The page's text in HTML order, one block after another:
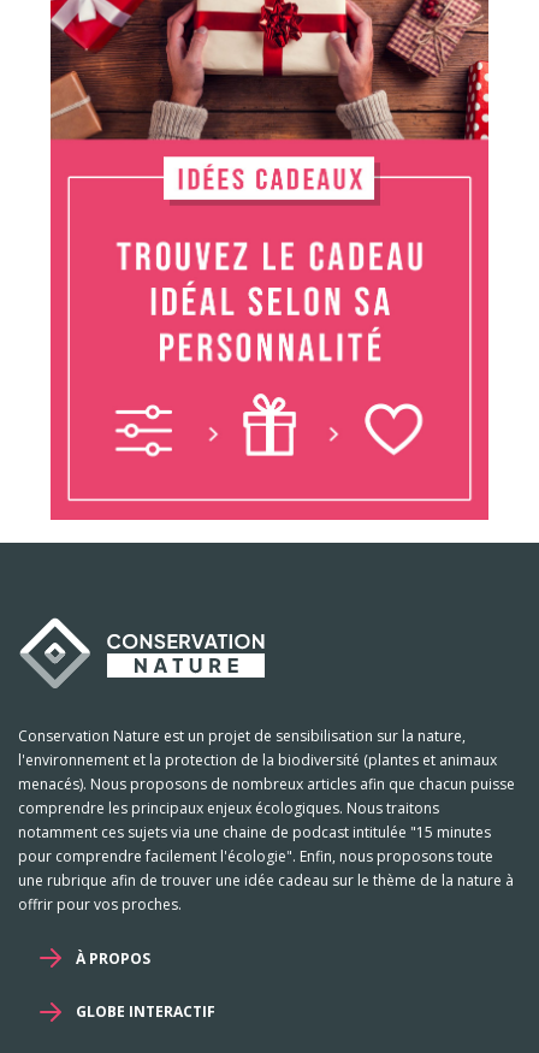
Conservation Nature est un projet de sensibilisation sur la nature,
l'environnement et la protection de la biodiversité (plantes et animaux
menacés). Nous proposons de nombreux articles afin que chacun puisse
comprendre les principaux enjeux écologiques. Nous traitons
notamment ces sujets via une chaine de podcast intitulée "15 minutes
pour comprendre facilement l'écologie". Enfin, nous proposons toute
une rubrique afin de trouver une idée cadeau sur le thème de la nature à
offrir pour vos proches.
À PROPOS
GLOBE INTERACTIF